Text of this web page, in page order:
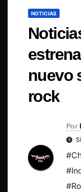
NOTICIAS
nuevo
rock
Por